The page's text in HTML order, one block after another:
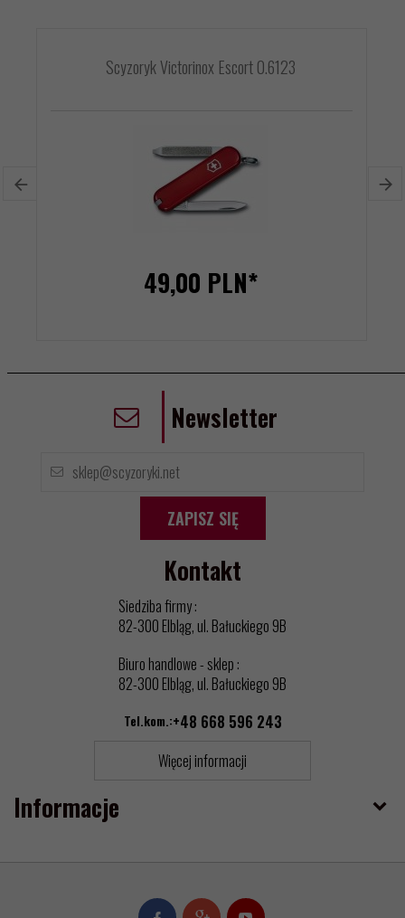
Scyzoryk Victorinox Escort 0.6123
49,00 PLN*
Informacje
Newsletter
ZAPISZ SIĘ
Kontakt
Siedziba firmy :
82-300 Elbląg, ul. Bałuckiego 9B
Biuro handlowe - sklep :
82-300 Elbląg, ul. Bałuckiego 9B
Tel.kom.:+48 668 596 243
Więcej informacji